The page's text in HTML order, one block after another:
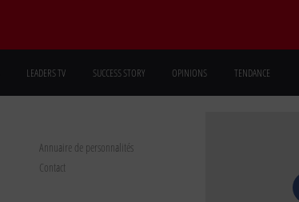
LEADERS TV SUCCESS STORY OPINIONS TENDANCE
Annuaire de personnalités
Contact